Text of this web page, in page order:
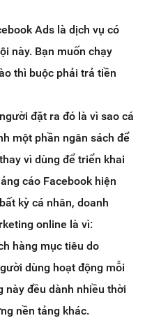
Ads là dịch vụ có
này. Bạn muốn chạy
thì buộc phải trả tiền
đặt ra đó là vì sao cá
một phần ngân sách để
vì dùng để triển khai
cáo Facebook hiện
kỳ cá nhân, doanh
online là vì:
hàng mục tiêu do
dùng hoạt động mỗi
này đều dành nhiều thời
nền tảng khác.